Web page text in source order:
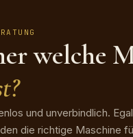
welche
und unverbindlich.
die richtige Maschine